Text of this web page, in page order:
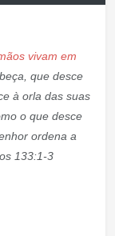
vivam em
que desce
à orla das suas
o que desce
ordena a
133:1-3